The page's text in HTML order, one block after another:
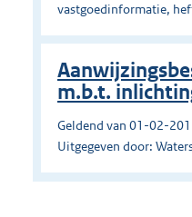
vastgoedinformatie,
m.b.t.
Geldend van 01-02-
Uitgegeven door: